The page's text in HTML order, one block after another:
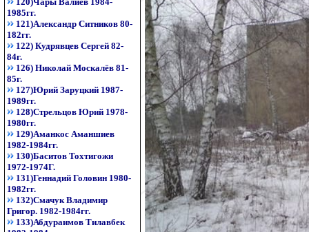
1985гг.
121)Александр Ситников 80-
182гг.
122) Кудрявцев Сергей 82-
84г.
126) Николай Москалёв 81-
85г.
127)Юрий Заруцкий 1987-
1989гг.
128)Стрельцов Юрий 1978-
1980гг.
129)Аманкос Аманшиев
1982-1984гг.
130)Баситов Тохтигожи
1972-1974Г.
131)Геннадий Головин 1980-
1982гг.
132)Смачук Владимир
Григор. 1982-1984гг.
133)Абдураимов Тилавбек